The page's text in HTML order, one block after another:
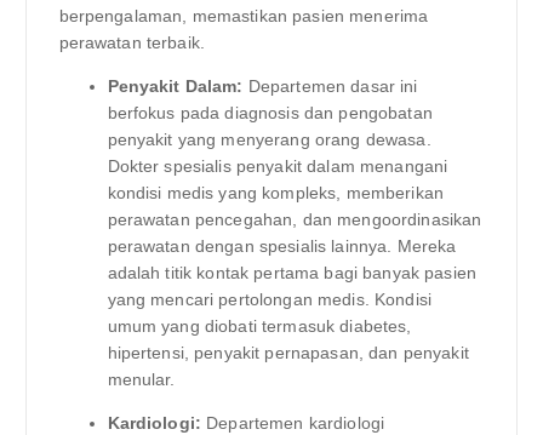
berpengalaman, memastikan pasien menerima
perawatan terbaik.
Penyakit Dalam: Departemen dasar ini
berfokus pada diagnosis dan pengobatan
penyakit yang menyerang orang dewasa.
Dokter spesialis penyakit dalam menangani
kondisi medis yang kompleks, memberikan
perawatan pencegahan, dan mengoordinasikan
perawatan dengan spesialis lainnya. Mereka
adalah titik kontak pertama bagi banyak pasien
yang mencari pertolongan medis. Kondisi
umum yang diobati termasuk diabetes,
hipertensi, penyakit pernapasan, dan penyakit
menular.
Kardiologi: Departemen kardiologi